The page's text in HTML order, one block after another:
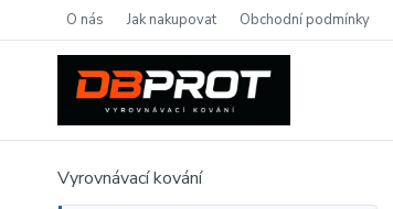
O nás Jak nakupovat Obchodní podmínky
Vyrovnávací kování